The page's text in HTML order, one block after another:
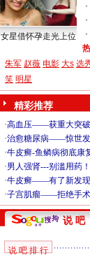
女星借怀孕走光上位
·
·
·
朱军 赵薇 电影 大s 选
笑 明星
精彩推荐
说 吧
说 吧 排 行